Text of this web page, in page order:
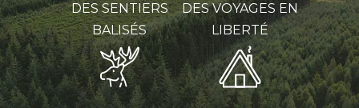
DES SENTIERS
BALISÉS
DES VOYAGES EN
LIBERTÉ